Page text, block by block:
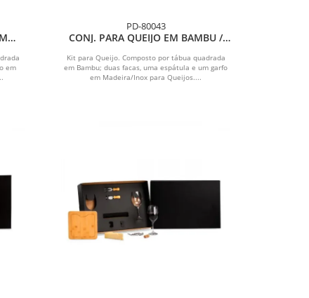
em
PD-80043
CONJ. PARA QUEIJO EM BAMBU /
Kit para Queijo. Composto por tábua quadrada
em Bambu; duas facas, uma espátula e um garfo
em Madeira/Inox para Queijos....